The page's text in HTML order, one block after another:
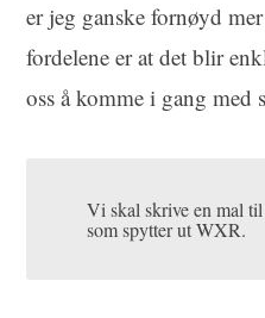
er jeg ganske fornøyd
fordelene er at det blir
oss å komme i gang med
Vi skal skrive en mal
som spytter ut WXR.